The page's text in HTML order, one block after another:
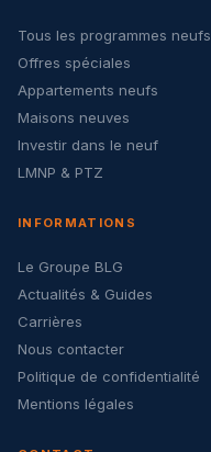
Tous les programmes neufs
Offres spéciales
Appartements neufs
Maisons neuves
Investir dans le neuf
LMNP & PTZ
INFORMATIONS
Le Groupe BLG
Actualités & Guides
Carrières
Nous contacter
Politique de confidentialité
Mentions légales